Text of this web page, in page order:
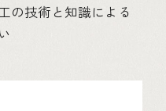
の技術と知識による